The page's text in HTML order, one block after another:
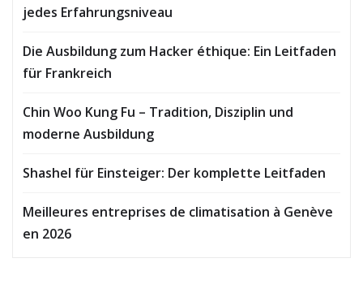
jedes Erfahrungsniveau
Die Ausbildung zum Hacker éthique: Ein Leitfaden
für Frankreich
Chin Woo Kung Fu – Tradition, Disziplin und
moderne Ausbildung
Shashel für Einsteiger: Der komplette Leitfaden
Meilleures entreprises de climatisation à Genève
en 2026